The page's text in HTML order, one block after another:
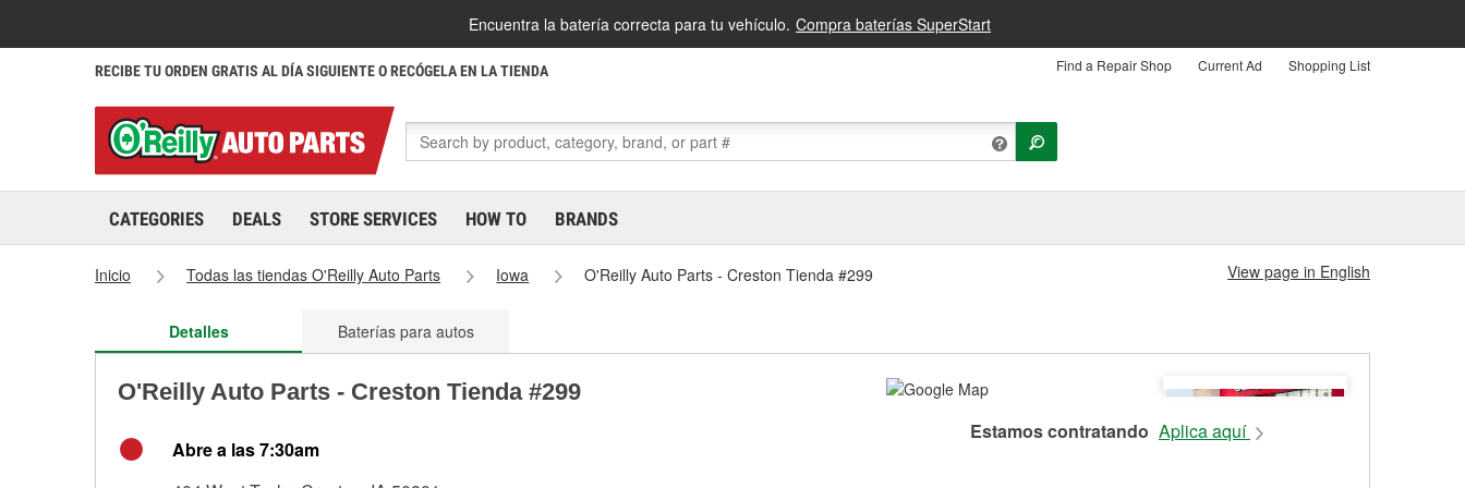
Encuentra la batería correcta para tu vehículo. Compra baterías SuperStart
RECIBE TU ORDEN GRATIS AL DÍA SIGUIENTE O RECÓGELA EN LA TIENDA Find a Repair Shop Current Ad Shopping List
CATEGORIES DEALS STORE SERVICES HOW TO BRANDS
Inicio Todas las tiendas O'Reilly Auto Parts Iowa O'Reilly Auto Parts - Creston Tienda #299 View page in English
Detalles Baterías para autos
O'Reilly Auto Parts - Creston Tienda #299
Abre a las 7:30am
Estamos contratando Aplica aquí